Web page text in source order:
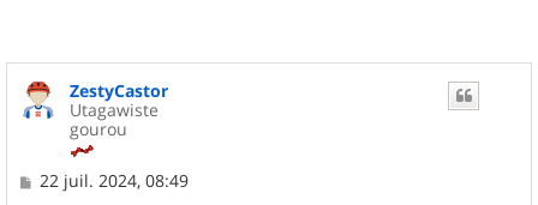
ZestyCastor
Utagawiste
gourou
M
22 juil. 2024, 08:49